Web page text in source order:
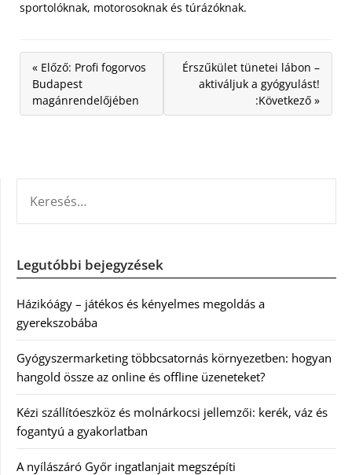
sportolóknak, motorosoknak és túrázóknak.
« Előző: Profi fogorvos
Budapest
magánrendelőjében
Érszűkület tünetei lábon –
aktiváljuk a gyógyulást!
:Következő »
Legutóbbi bejegyzések
Házikóágy – játékos és kényelmes megoldás a
gyerekszobába
Gyógyszermarketing többcsatornás környezetben: hogyan
hangold össze az online és offline üzeneteket?
Kézi szállítóeszköz és molnárkocsi jellemzői: kerék, váz és
fogantyú a gyakorlatban
A nyílászáró Győr ingatlanjait megszépíti